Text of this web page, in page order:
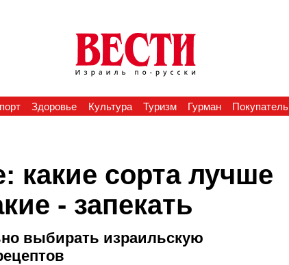
Здоровье Культура Туризм Гурман Покупатель
какие сорта лучше
- запекать
выбирать израильскую